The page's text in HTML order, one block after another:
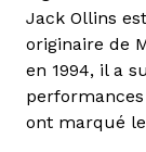
Jack Ollins
originaire de
en 1994, il a
ont marqué